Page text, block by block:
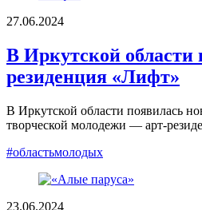
27.06.2024
В Иркутской области
резиденция «Лифт»
В Иркутской области появилась
творческой молодежи — арт-
#областьмолодых
23.06.2024